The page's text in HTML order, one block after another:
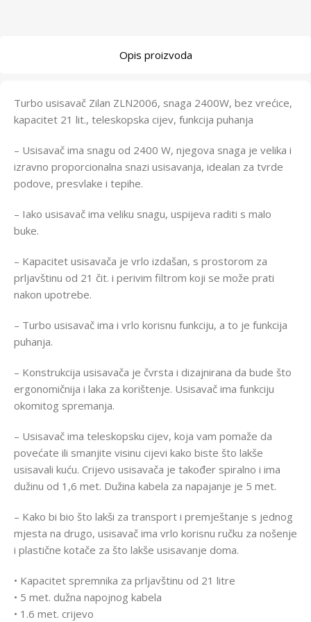
Opis proizvoda
Turbo usisavač Zilan ZLN2006, snaga 2400W, bez vrećice,
kapacitet 21 lit., teleskopska cijev, funkcija puhanja
– Usisavač ima snagu od 2400 W, njegova snaga je velika i
izravno proporcionalna snazi ​​usisavanja, idealan za tvrde
podove, presvlake i tepihe.
– Iako usisavač ima veliku snagu, uspijeva raditi s malo
buke.
– Kapacitet usisavača je vrlo izdašan, s prostorom za
prljavštinu od 21 čit. i perivim filtrom koji se može prati
nakon upotrebe.
– Turbo usisavač ima i vrlo korisnu funkciju, a to je funkcija
puhanja.
– Konstrukcija usisavača je čvrsta i dizajnirana da bude što
ergonomičnija i laka za korištenje. Usisavač ima funkciju
okomitog spremanja.
– Usisavač ima teleskopsku cijev, koja vam pomaže da
povećate ili smanjite visinu cijevi kako biste što lakše
usisavali kuću. Crijevo usisavača je također spiralno i ima
dužinu od 1,6 met. Dužina kabela za napajanje je 5 met.
– Kako bi bio što lakši za transport i premještanje s jednog
mjesta na drugo, usisavač ima vrlo korisnu ručku za nošenje
i plastične kotače za što lakše usisavanje doma.
• Kapacitet spremnika za prljavštinu od 21 litre
• 5 met. dužna napojnog kabela
• 1.6 met. crijevo